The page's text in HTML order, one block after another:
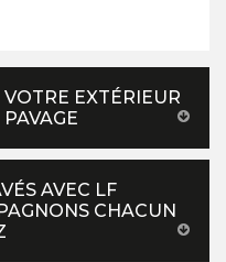
EXTÉRIEUR
AVEC LF
CHACUN